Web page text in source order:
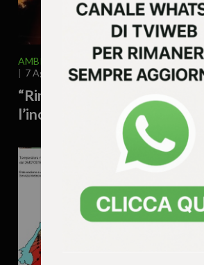
AMBIENTE ATTUALITA'
EDITORIALE
7 Agosto 2026 - 8.00
“Rimpiangeremo questa
l’incubo di un futuro a